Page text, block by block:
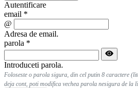
Autentificare
email *
@
Adresa de email.
parola *
Introduceti parola.
Foloseste o parola sigura, din cel putin 8 caractere
deja cont, poti modifica vechea parola nesigura de la